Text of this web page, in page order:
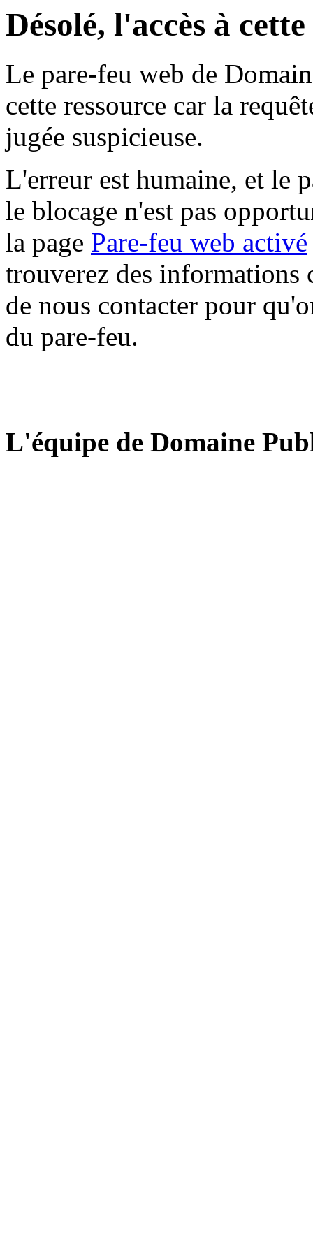
Désolé, l'accès à
Le pare-feu web de
cette ressource car la
jugée suspicieuse.
L'erreur est humaine, et le
le blocage n'est pas
la page Pare-feu web activé
trouverez des informations
de nous contacter pour
du pare-feu.
L'équipe de Domaine